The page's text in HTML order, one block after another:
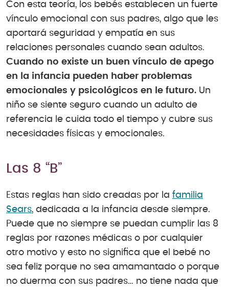
Con esta teoría, los bebés establecen un fuerte
vínculo emocional con sus padres, algo que les
aportará seguridad y empatía en sus
relaciones personales cuando sean adultos.
Cuando no existe un buen vínculo de apego
en la infancia pueden haber problemas
emocionales y psicológicos en le futuro. Un
niño se siente seguro cuando un adulto de
referencia le cuida todo el tiempo y cubre sus
necesidades físicas y emocionales.
Las 8 “B”
Estas reglas han sido creadas por la familia
Sears, dedicada a la infancia desde siempre.
Puede que no siempre se puedan cumplir las 8
reglas por razones médicas o por cualquier
otro motivo y esto no significa que el bebé no
sea feliz porque no sea amamantado o porque
no duerma con sus padres… no tiene nada que